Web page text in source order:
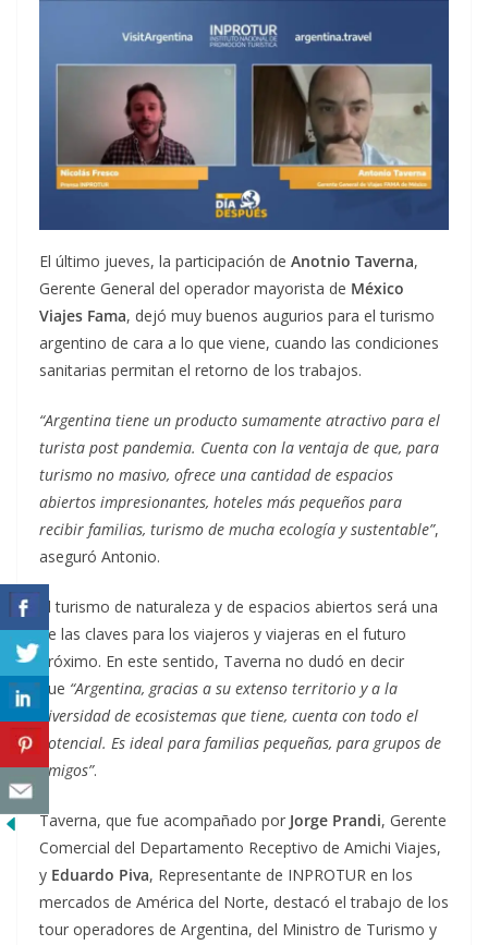
El último jueves, la participación de Anotnio Taverna,
Gerente General del operador mayorista de México
Viajes Fama, dejó muy buenos augurios para el turismo
argentino de cara a lo que viene, cuando las condiciones
sanitarias permitan el retorno de los trabajos.
“Argentina tiene un producto sumamente atractivo para el
turista post pandemia. Cuenta con la ventaja de que, para
turismo no masivo, ofrece una cantidad de espacios
abiertos impresionantes, hoteles más pequeños para
recibir familias, turismo de mucha ecología y sustentable”,
aseguró Antonio.
El turismo de naturaleza y de espacios abiertos será una
de las claves para los viajeros y viajeras en el futuro
próximo. En este sentido, Taverna no dudó en decir
que “Argentina, gracias a su extenso territorio y a la
diversidad de ecosistemas que tiene, cuenta con todo el
potencial. Es ideal para familias pequeñas, para grupos de
amigos”.
Taverna, que fue acompañado por Jorge Prandi, Gerente
Comercial del Departamento Receptivo de Amichi Viajes,
y Eduardo Piva, Representante de INPROTUR en los
mercados de América del Norte, destacó el trabajo de los
tour operadores de Argentina, del Ministro de Turismo y